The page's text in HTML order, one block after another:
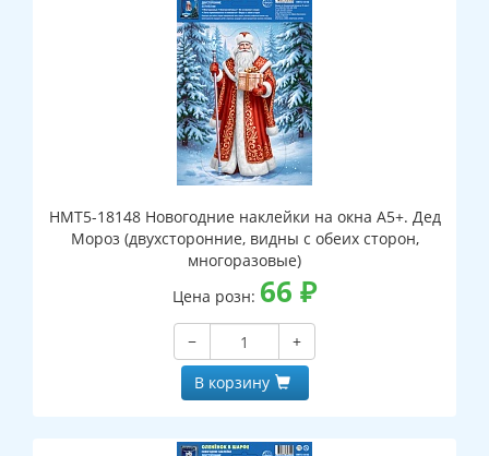
НМТ5-18148 Новогодние наклейки на окна А5+. Дед
Мороз (двухсторонние, видны с обеих сторон,
многоразовые)
Цена розн: 66 ₽
−
+
В корзину